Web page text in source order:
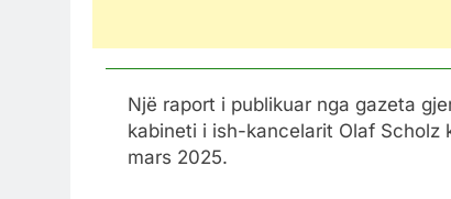
Një raport i publikuar nga gazeta
kabineti i ish-kancelarit Olaf Scholz
mars 2025.